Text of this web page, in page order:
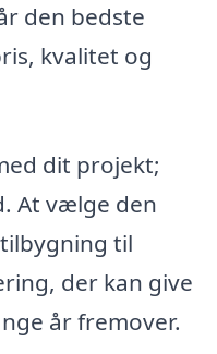
den bedste
kvalitet og
dit projekt;
At vælge den
til
der kan give
år fremover.